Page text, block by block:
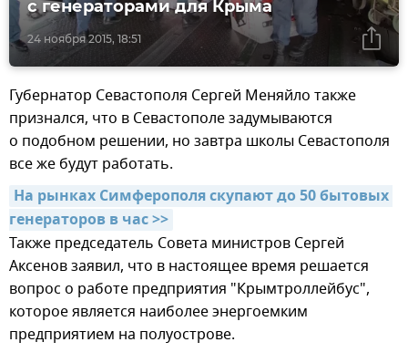
24 ноября 2015, 18:51
с генераторами для Крыма
Губернатор Севастополя Сергей Меняйло также
признался, что в Севастополе задумываются
о подобном решении, но завтра школы Севастополя
все же будут работать.
На рынках Симферополя скупают до 50 бытовых
генераторов в чаc >>
Также председатель Совета министров Сергей
Аксенов заявил, что в настоящее время решается
вопрос о работе предприятия "Крымтроллейбус",
которое является наиболее энергоемким
предприятием на полуострове.